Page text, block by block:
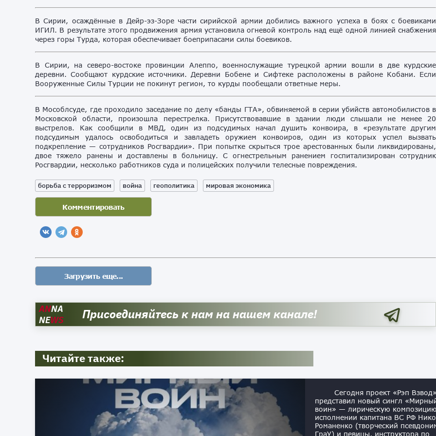
В Сирии, осаждённые в Дейр-эз-Зоре части сирийской армии добились важного успеха в боях с боевиками
ИГИЛ. В результате этого продвижения армия установила огневой контроль над ещё одной линией снабжения
через горы Турда, которая обеспечивает боеприпасами силы боевиков.
В Сирии, на северо-востоке провинции Алеппо, военнослужащие турецкой армии вошли в две курдские
деревни. Сообщают курдские источники. Деревни Бобене и Сифтеке расположены в районе Кобани. Если
Вооруженные Силы Турции не покинут регион, то курды пообещали ответные меры.
В Мособлсуде, где проходило заседание по делу «банды ГТА», обвиняемой в серии убийств автомобилистов в
Московской области, произошла перестрелка. Присутствовавшие в здании люди слышали не менее 20
выстрелов. Как сообщили в МВД, один из подсудимых начал душить конвоира, в «результате другим
подсудимым удалось освободиться и завладеть оружием конвоиров, один из которых успел вызвать
подкрепление — сотрудников Росгвардии». При попытке скрыться трое арестованных были ликвидированы,
двое тяжело ранены и доставлены в больницу. С огнестрельным ранением госпитализирован сотрудник
Росгвардии, несколько работников суда и полицейских получили телесные повреждения.
борьба с терроризмом война геополитика мировая экономика
ANNA
NEWS Присоединяйтесь к нам на нашем канале!
Читайте также:
Сегодня проект «Рэп Взвод»
представил новый сингл
воин» — лирическую
исполнении капитана ВС РФ
Романенко (творческий
ГраУ) и певицы, инструктора по